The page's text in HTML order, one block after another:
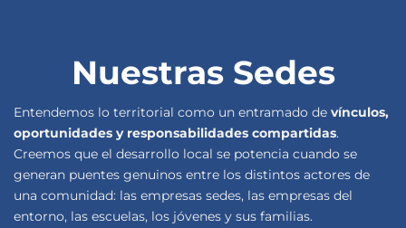
Nuestras Sedes
Entendemos lo territorial como un entramado de vínculos,
oportunidades y responsabilidades compartidas.
Creemos que el desarrollo local se potencia cuando se
generan puentes genuinos entre los distintos actores de
una comunidad: las empresas sedes, las empresas del
entorno, las escuelas, los jóvenes y sus familias.